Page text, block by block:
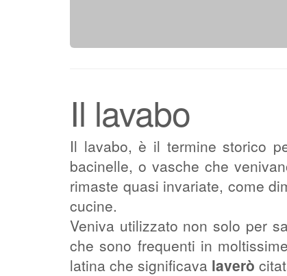
Il lavabo
Il lavabo, è il termine storico
bacinelle, o vasche che
rimaste quasi invariate, come
cucine.
Veniva utilizzato non solo per
che sono frequenti in
latina che significava laverò